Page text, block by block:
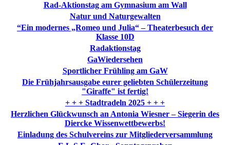
Rad-Aktionstag am Gymnasium am Wall
Natur und Naturgewalten
“Ein modernes „Romeo und Julia“ – Theaterbesuch der
Klasse 10D
Radaktionstag
GaWiedersehen
Sportlicher Frühling am GaW
Die Frühjahrsausgabe eurer geliebten Schülerzeitung
"Giraffe" ist fertig!
+ + + Stadtradeln 2025 + + +
Herzlichen Glückwunsch an Antonia Wiesner – Siegerin des
Diercke Wissenwettbewerbs!
Einladung des Schulvereins zur Mitgliederversammlung